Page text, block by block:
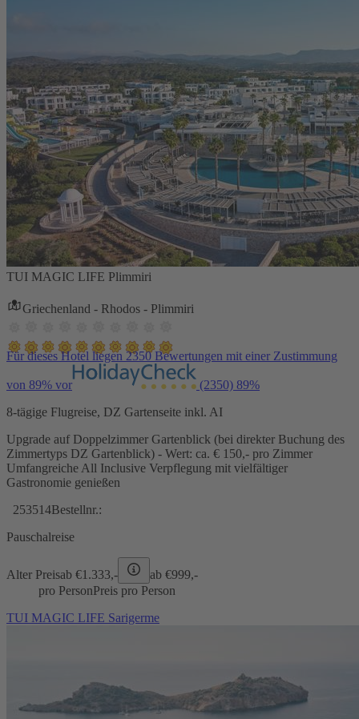
TUI MAGIC LIFE Plimmiri
Griechenland - Rhodos - Plimmiri
Für dieses Hotel liegen 2350 Bewertungen mit einer Zustimmung
von 89% vor (2350) 89%
8-tägige Flugreise, DZ Gartenseite inkl. AI
Upgrade auf Doppelzimmer Gartenblick (bei direkter Buchung des
Zimmertyps DZ Gartenblick) - Wert: ca. € 150,- pro Zimmer
Umfangreiche All Inclusive Verpflegung mit vielfältiger
Gastronomie genießen
253514Bestellnr.:
Pauschalreise
Alter Preisab €1.333,- ab €999,-
pro PersonPreis pro Person
TUI MAGIC LIFE Sarigerme